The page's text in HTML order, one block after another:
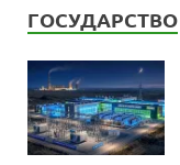
ГОСУДАРСТВО